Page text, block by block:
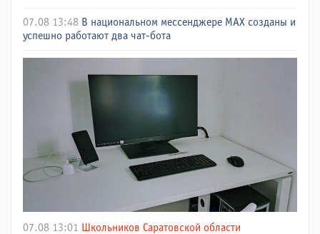
07.08 13:48 В национальном мессенджере МАХ созданы и
успешно работают два чат-бота
07.08 13:01
Школьников Саратовской области